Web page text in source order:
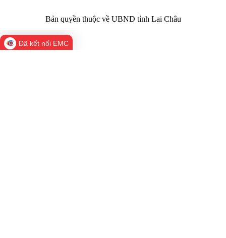
Bản quyền thuộc về UBND tỉnh Lai Châu
Đã kết nối EMC